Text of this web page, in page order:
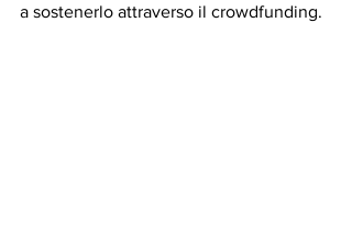
a sostenerlo attraverso il crowdfunding.